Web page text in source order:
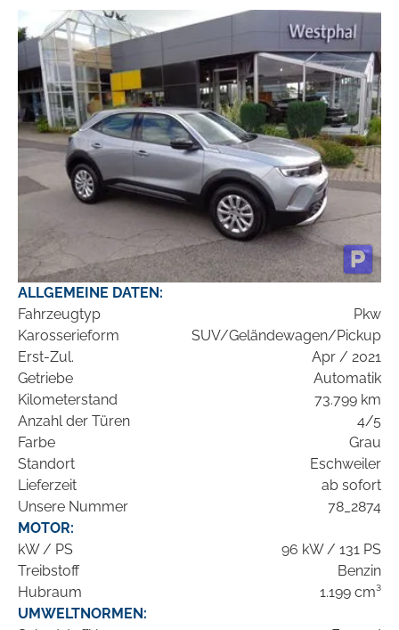
ALLGEMEINE DATEN:
Fahrzeugtyp
Pkw
Karosserieform
SUV/Geländewagen/Pickup
Erst-Zul.
Apr / 2021
Getriebe
Automatik
Kilometerstand
73.799 km
Anzahl der Türen
4/5
Farbe
Grau
Standort
Eschweiler
Lieferzeit
ab sofort
Unsere Nummer
78_2874
MOTOR:
kW / PS
96 kW / 131 PS
Treibstoff
Benzin
Hubraum
1.199 cm³
UMWELTNORMEN: